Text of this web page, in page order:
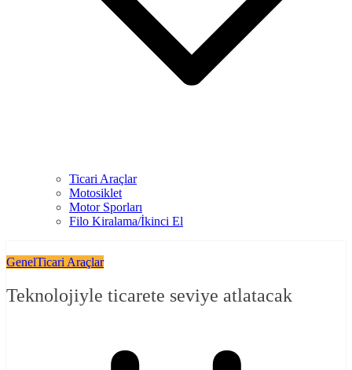
Ticari Araçlar
Motosiklet
Motor Sporları
Filo Kiralama/İkinci El
GenelTicari Araçlar
Teknolojiyle ticarete seviye atlatacak